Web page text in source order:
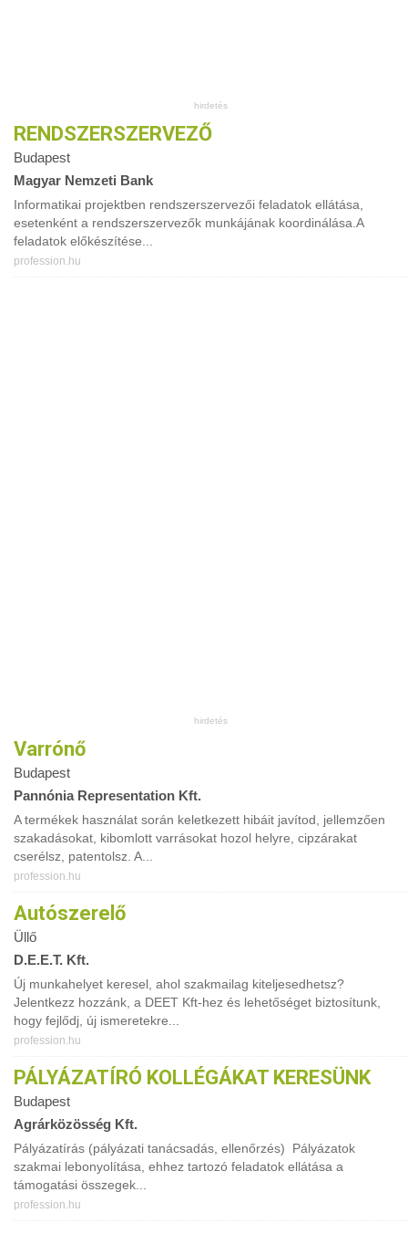
RENDSZERSZERVEZŐ
Budapest
Magyar Nemzeti Bank
Informatikai projektben rendszerszervezői feladatok ellátása,
esetenként a rendszerszervezők munkájának koordinálása.A
feladatok előkészítése...
profession.hu
Varrónő
Budapest
Pannónia Representation Kft.
A termékek használat során keletkezett hibáit javítod, jellemzően
szakadásokat, kibomlott varrásokat hozol helyre, cipzárakat
cserélsz, patentolsz. A...
profession.hu
Autószerelő
Üllő
D.E.E.T. Kft.
Új munkahelyet keresel, ahol szakmailag kiteljesedhetsz?
Jelentkezz hozzánk, a DEET Kft-hez és lehetőséget biztosítunk,
hogy fejlődj, új ismeretekre...
profession.hu
PÁLYÁZATÍRÓ KOLLÉGÁKAT KERESÜNK
Budapest
Agrárközösség Kft.
Pályázatírás (pályázati tanácsadás, ellenőrzés) Pályázatok
szakmai lebonyolítása, ehhez tartozó feladatok ellátása a
támogatási összegek...
profession.hu